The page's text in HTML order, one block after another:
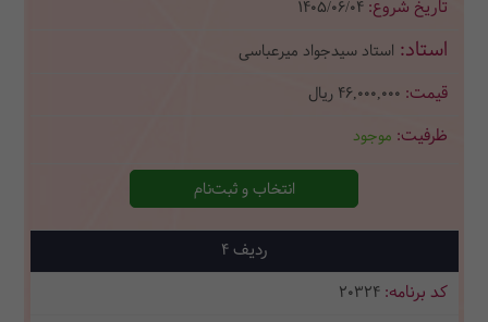
1405/06/04
استاد سیدجواد میرعباسی
46,000,000 ریال
موجود
انتخاب و ثبت‌نام
4
20324